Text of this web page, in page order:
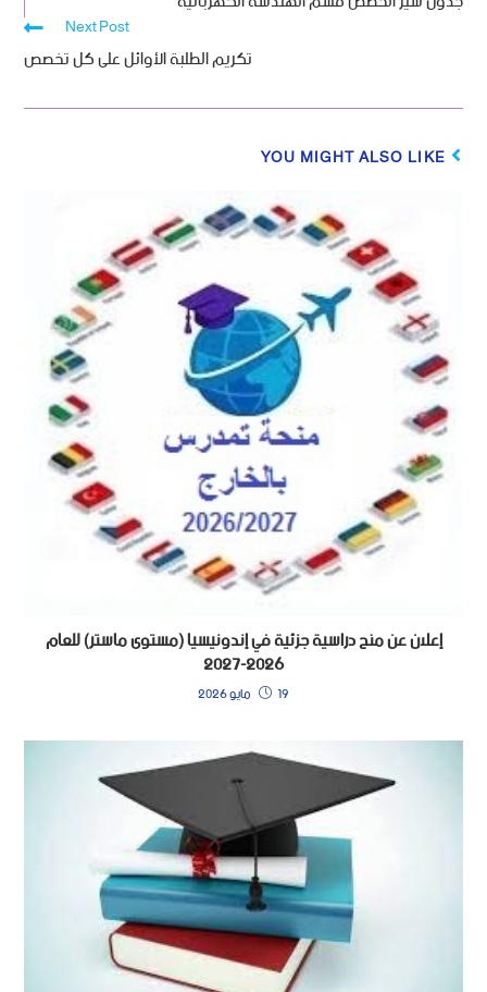
Next Post
تكريم الطلبة الأوائل على كل تخصص
YOU MIGHT ALSO LIKE
إعلان عن منح دراسية جزئية في إندونيسيا (مستوى ماستر) للعام
2026-2027
19 مايو 2026